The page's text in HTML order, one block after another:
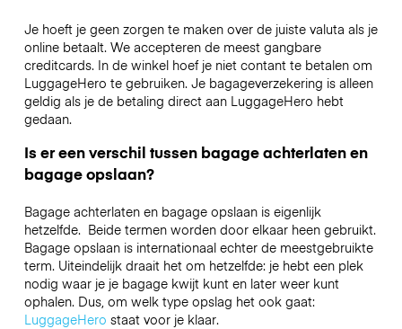
Je hoeft je geen zorgen te maken over de juiste valuta als je
online betaalt. We accepteren de meest gangbare
creditcards. In de winkel hoef je niet contant te betalen om
LuggageHero te gebruiken. Je bagageverzekering is alleen
geldig als je de betaling direct aan LuggageHero hebt
gedaan.
Is er een verschil tussen bagage achterlaten en
bagage opslaan?
Bagage achterlaten en bagage opslaan is eigenlijk
hetzelfde. Beide termen worden door elkaar heen gebruikt.
Bagage opslaan is internationaal echter de meestgebruikte
term. Uiteindelijk draait het om hetzelfde: je hebt een plek
nodig waar je je bagage kwijt kunt en later weer kunt
ophalen. Dus, om welk type opslag het ook gaat:
LuggageHero staat voor je klaar.